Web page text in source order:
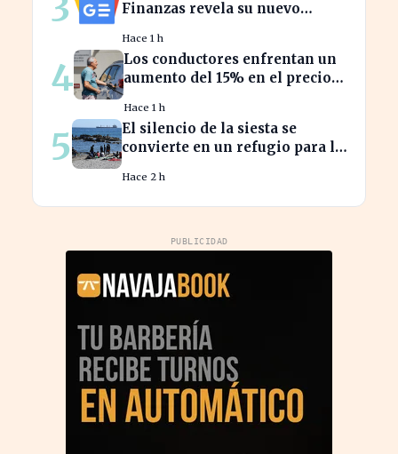
3
Finanzas revela su nuevo
acciones
Hace 1 h
4
Los conductores enfrentan un
aumento del 15% en el precio
Hace 1 h
5
El silencio de la siesta se
convierte en un refugio para la
Hace 2 h
PUBLICIDAD